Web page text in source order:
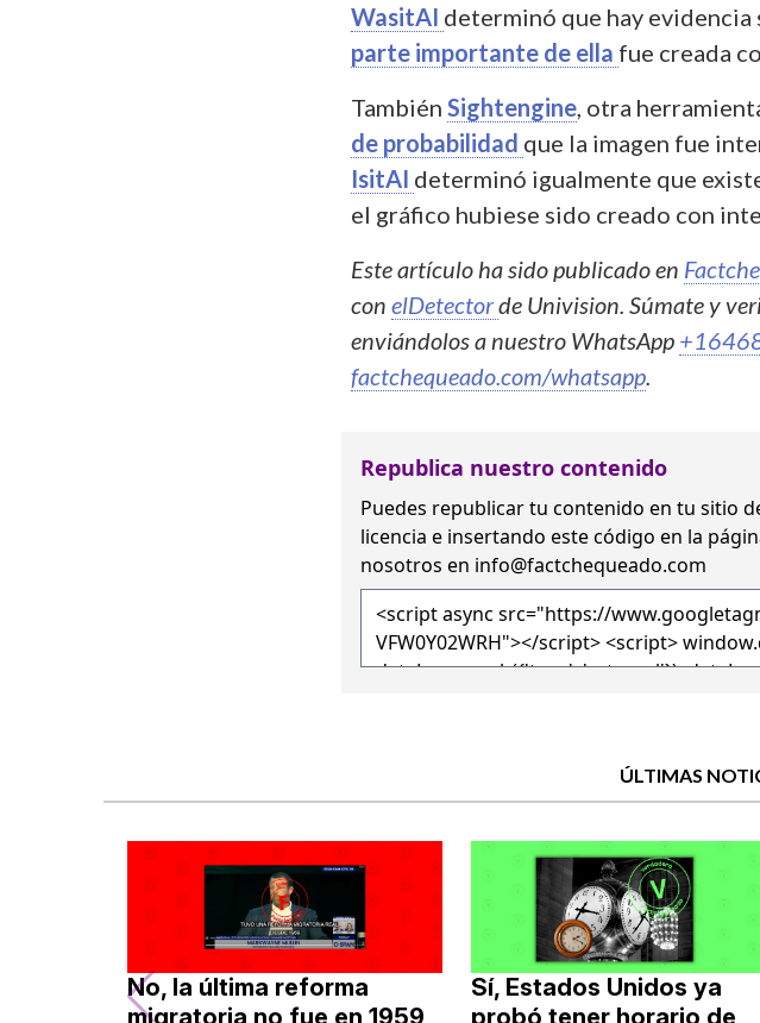
WasitAI determinó que hay evidencia
parte importante de ella fue creada
También Sightengine , otra
de probabilidad que la imagen fue
IsitAI determinó igualmente que
el gráfico hubiese sido creado con
Este artículo ha sido publicado en
con elDetectorde Univision. Súmate y
enviándolos a nuestro WhatsApp
factchequeado.com/whatsapp
Republica nuestro contenido
Puedes republicar tu contenido en tu sitio
licencia e insertando este código en la
nosotros en info@factchequeado.com
ÚLTIMAS
No, la última reforma
migratoria no fue en 1959,
Sí, Estados Unidos ya
probó tener horario de